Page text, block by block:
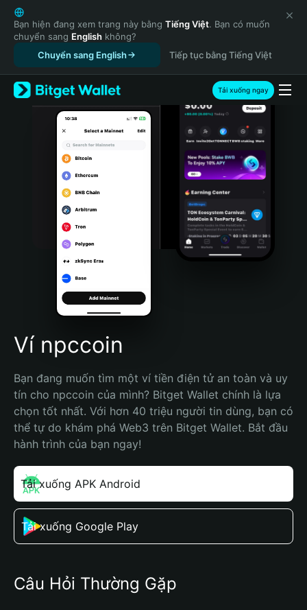
English
日本語
Tiếng Việt
Русский
Español (Latinoamérica)
Türkçe
Italiano
Português (Portugal)
Bahasa Indonesia
Português (Brasil)
Español (Argentina)
Bạn hiện đang xem trang này bằng Tiếng Việt. Bạn có muốn
chuyển sang English không?
Chuyển sang English
Tiếp tục bằng Tiếng Việt
Tải xuống ngay
Ví npccoin
Bạn đang muốn tìm một ví tiền điện tử an toàn và uy
tín cho npccoin của mình? Bitget Wallet chính là lựa
chọn tốt nhất. Với hơn 40 triệu người tin dùng, bạn có
thể tự do khám phá Web3 trên Bitget Wallet. Bắt đầu
hành trình của bạn ngay!
Tải xuống APK Android
Tải xuống Google Play
Câu Hỏi Thường Gặp